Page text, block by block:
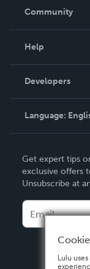
In The News
Community
Podcast
Help
Order Lookup
Knowledge Base
Contact Support
Developers
Language:
Deutsch
Français
Español
Get expert tips
exclusive offers
Unsubscribe at
Lulu